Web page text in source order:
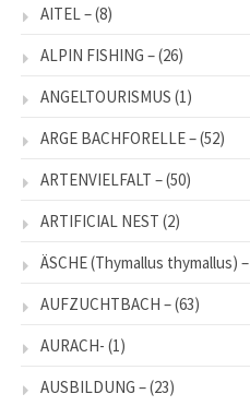
AITEL –(8)
ALPIN FISHING –(26)
ANGELTOURISMUS (1)
ARGE BACHFORELLE –(52)
ARTENVIELFALT –(50)
ARTIFICIAL NEST (2)
ÄSCHE (Thymallus thymallus) –
AUFZUCHTBACH –(63)
AURACH- (1)
AUSBILDUNG –(23)